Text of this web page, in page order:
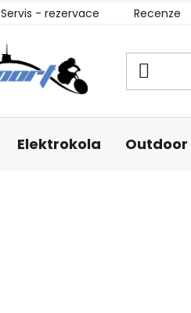
Servis - rezervace Recenze
Elektrokola Outdoor